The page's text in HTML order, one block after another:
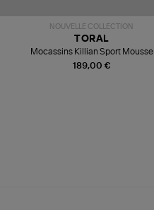
NOUVELLE COLLECTION
189,00 €
TORAL
Mocassins Killian Sport Mousse